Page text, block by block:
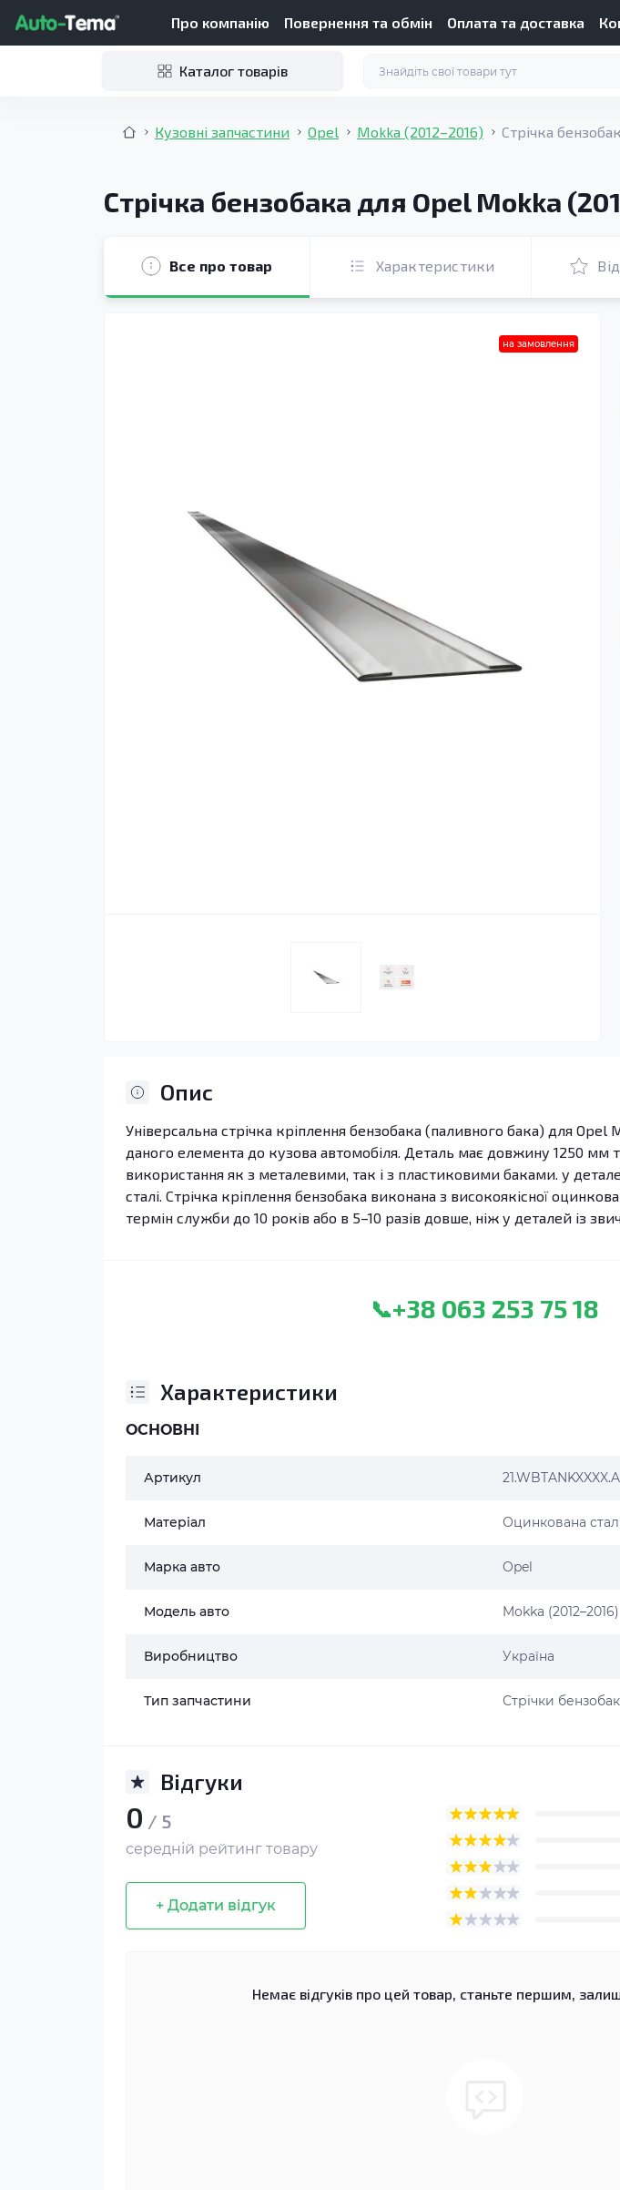
Про компанію Повернення та обмін Оплата та доставка
Каталог товарів
Кузовні запчастини Opel Mokka (2012–2016) Стрічка
Стрічка бензобака для Opel Mokka
Все про товар Характеристики
на замовлення
Опис
Універсальна стрічка кріплення бензобака (паливного бака) для Opel
даного елемента до кузова автомобіля. Деталь має довжину 1250
використання як з металевими, так і з пластиковими баками. у
сталі. Стрічка кріплення бензобака виконана з високоякісної
термін служби до 10 років або в 5–10 разів довше, ніж у деталей із
📞+38 063 253 75 18
Характеристики
ОСНОВНІ
Артикул
Матеріал Оцинкована
Марка авто Opel
Модель авто Mokka (2012–2016)
Виробництво Україна
Тип запчастини Стрічки
Відгуки
0 / 5
середній рейтинг товару
+ Додати відгук
Немає відгуків про цей товар, станьте першим,